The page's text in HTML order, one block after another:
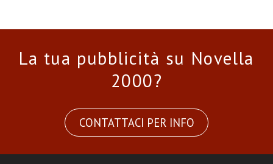
La tua pubblicità su Novella
2000?
CONTATTACI PER INFO